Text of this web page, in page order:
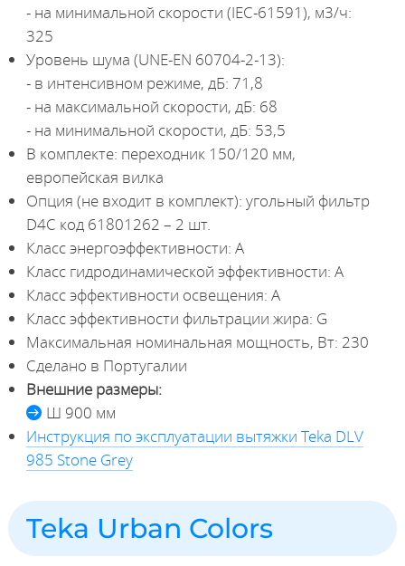
- на минимальной скорости (IEC-61591), м3/ч:
325
Уровень шума (UNE-EN 60704-2-13):
- в интенсивном режиме, дБ: 71,8
- на максимальной скорости, дБ: 68
- на минимальной скорости, дБ: 53,5
В комплекте: переходник 150/120 мм,
европейская вилка
Опция (не входит в комплект): угольный фильтр
D4C код 61801262 – 2 шт.
Класс энергоэффективности: A
Класс гидродинамической эффективности: A
Класс эффективности освещения: A
Класс эффективности фильтрации жира: G
Максимальная номинальная мощность, Вт: 230
Сделано в Португалии
Внешние размеры:
Ш 900 мм
Инструкция по эксплуатации вытяжки Teka DLV
985 Stone Grey
Teka Urban Colors